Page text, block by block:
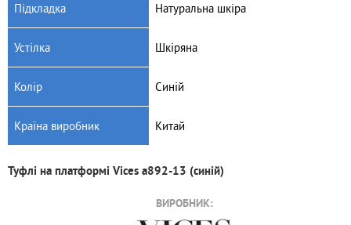
Підкладка Натуральна шкіра
Устілка Шкіряна
Колір Синій
Країна виробник Китай
Туфлі на платформі Vices a892-13 (cиній)
ВИРОБНИК: